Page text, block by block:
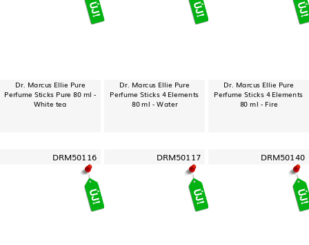
Dr. Marcus Ellie Pure
Perfume Sticks Pure 80 ml -
White tea
Dr. Marcus Ellie Pure
Perfume Sticks 4 Elements
80 ml - Water
Dr. Marcus Ellie Pure
Perfume Sticks 4 Elements
80 ml - Fire
DRM50116 DRM50117 DRM50140